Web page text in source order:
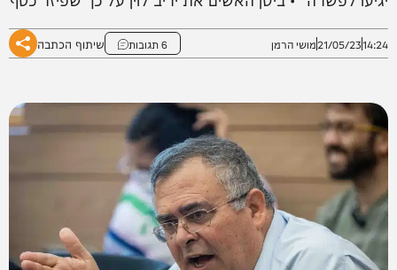
14:24
21/05/23מושי הרמן 6 תגובות שיתוף הכתבה